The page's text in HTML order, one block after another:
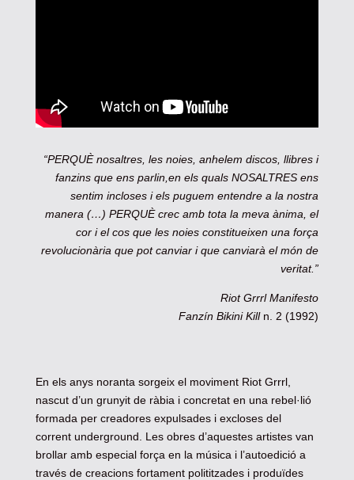
“PERQUÈ nosaltres, les noies, anhelem discos, llibres i
fanzins que ens parlin,en els quals NOSALTRES ens
sentim incloses i els puguem entendre a la nostra
manera (…) PERQUÈ crec amb tota la meva ànima, el
cor i el cos que les noies constitueixen una força
revolucionària que pot canviar i que canviarà el món de
veritat.”
Riot Grrrl Manifesto
Fanzín Bikini Killn. 2 (1992)
En els anys noranta sorgeix el moviment Riot Grrrl,
nascut d’un grunyit de ràbia i concretat en una rebel·lió
formada per creadores expulsades i excloses del
corrent underground. Les obres d’aquestes artistes van
brollar amb especial força en la música i l’autoedició a
través de creacions fortament polititzades i produïdes